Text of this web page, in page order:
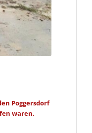
Poggersdorf
waren.